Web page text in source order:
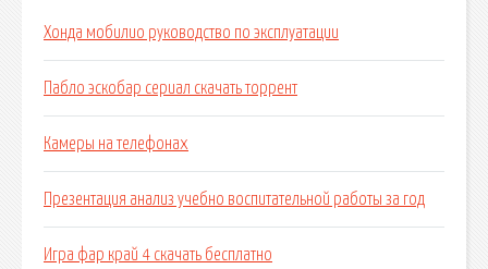
Хонда мобилио руководство по эксплуатации
Пабло эскобар сериал скачать торрент
Камеры на телефонах
Презентация анализ учебно воспитательной работы за год
Игра фар край 4 скачать бесплатно